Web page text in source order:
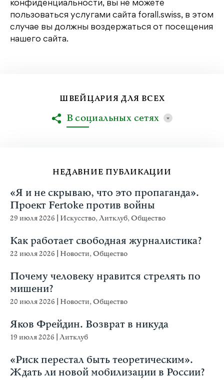
конфиденциальности, вы не можете
пользоваться услугами сайта forall.swiss, в этом
случае вы должны воздержаться от посещения
нашего сайта.
НЕДАВНИЕ ПУБЛИКАЦИИ
«Я и не скрываю, что это пропаганда».
Проект Fertoke против войны
29 июля 2026 Искусство,Литклуб,Общество
Как работает свободная журналистика?
22 июля 2026 Новости,Общество
Почему человеку нравится стрелять по
мишени?
20 июля 2026 Новости,Общество
Яков Фрейдин. Возврат в никуда
19 июля 2026 Литклуб
«Риск перестал быть теоретическим».
Ждать ли новой мобилизации в России?
ШВЕЙЦАРИЯ ДЛЯ ВСЕХ
В социальных сетях